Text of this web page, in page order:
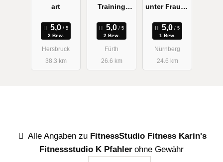
art
2 Bew.
Hersbruck
38.3 km
Training
Weber
Brigitte
2 Bew.
Fürth
26.6 km
unter Frauen
Schlankheit
sstudio
1 Bew.
Nürnberg
24.6 km
Alle Angaben zu FitnessStudio Fitness Karin's
Fitnessstudio K Pfahler ohne Gewähr